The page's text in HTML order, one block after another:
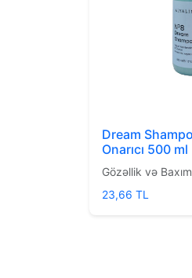
Dream
Onarıcı 500 ml
Gözəllik və
23,66 TL